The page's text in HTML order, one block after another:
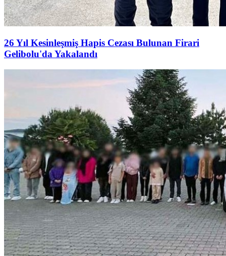
26 Yıl Kesinleşmiş Hapis Cezası Bulunan Firari
Gelibolu'da Yakalandı